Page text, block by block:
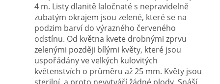
4 m. Listy dlanitě laločnaté s nepravidelně
zubatým okrajem jsou zelené, které se na
podzim barví do výrazného červeného
odstínu. Od května kvete drobnými zprvu
zelenými později bílými květy, které jsou
uspořádány ve velkých kulovitých
květenstvích o průměru až 25 mm. Květy jsou